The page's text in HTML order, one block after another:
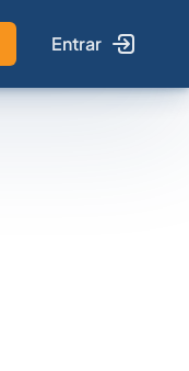
Entrar